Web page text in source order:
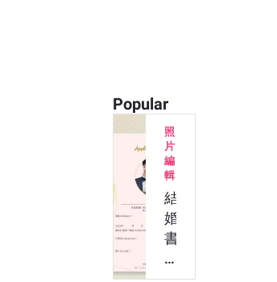
Popular
照
片
編
輯
結
婚
書
約
範